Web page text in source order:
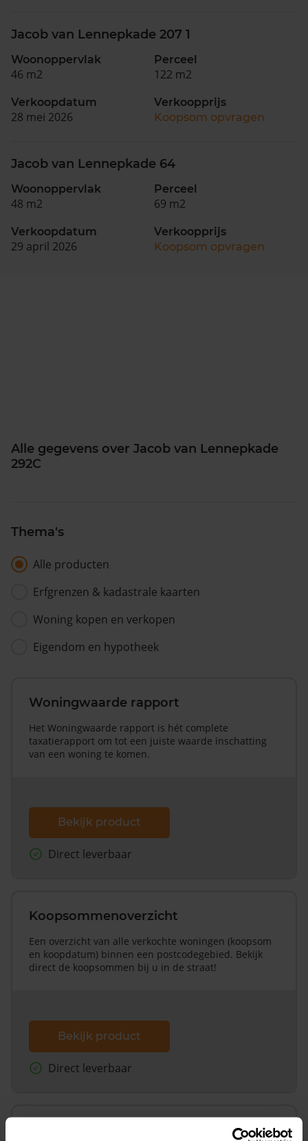
Jacob van Lennepkade 207 1
Woonoppervlak
46 m2
Perceel
122 m2
Verkoopdatum
28 mei 2026
Verkoopprijs
Koopsom opvragen
Jacob van Lennepkade 64
Woonoppervlak
48 m2
Perceel
69 m2
Verkoopdatum
29 april 2026
Verkoopprijs
Koopsom opvragen
Alle gegevens over Jacob van Lennepkade
292C
Thema's
Alle producten
Erfgrenzen & kadastrale kaarten
Woning kopen en verkopen
Eigendom en hypotheek
Woningwaarde rapport
Het Woningwaarde rapport is hét complete
taxatierapport om tot een juiste waarde inschatting
van een woning te komen.
Bekijk product
Direct leverbaar
Koopsommenoverzicht
Een overzicht van alle verkochte woningen (koopsom
en koopdatum) binnen een postcodegebied. Bekijk
direct de koopsommen bij u in de straat!
Bekijk product
Direct leverbaar
Koopsommenoverzicht (1 jaar gratis